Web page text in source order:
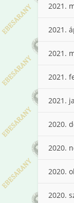
2021.
2021.
2021.
2021.
2021.
2020.
2020.
2020.
2020.